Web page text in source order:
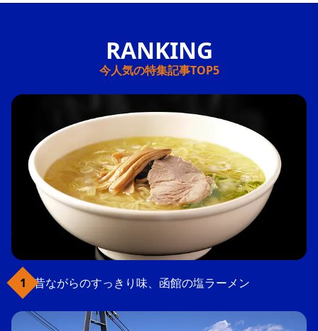
今人気の特集記事TOP5
昔ながらのすっきり味、函館の塩ラーメン